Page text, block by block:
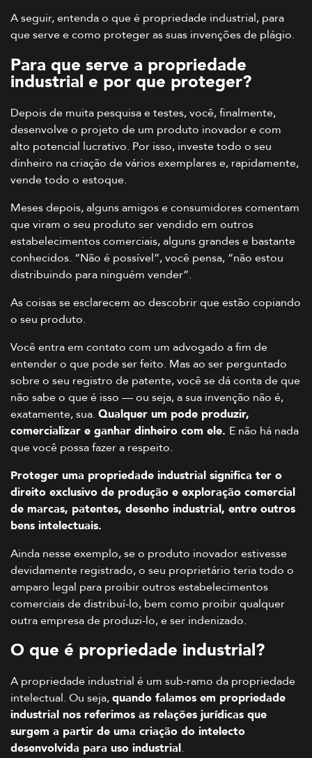
A seguir, entenda o que é propriedade industrial, para
que serve e como proteger as suas invenções de plágio.
Para que serve a propriedade
industrial e por que proteger?
Depois de muita pesquisa e testes, você, finalmente,
desenvolve o projeto de um produto inovador e com
alto potencial lucrativo. Por isso, investe todo o seu
dinheiro na criação de vários exemplares e, rapidamente,
vende todo o estoque.
Meses depois, alguns amigos e consumidores comentam
que viram o seu produto ser vendido em outros
estabelecimentos comerciais, alguns grandes e bastante
conhecidos. “Não é possível”, você pensa, “não estou
distribuindo para ninguém vender”.
As coisas se esclarecem ao descobrir que estão copiando
o seu produto.
Você entra em contato com um advogado a fim de
entender o que pode ser feito. Mas ao ser perguntado
sobre o seu registro de patente, você se dá conta de que
não sabe o que é isso — ou seja, a sua invenção não é,
exatamente, sua. Qualquer um pode produzir,
comercializar e ganhar dinheiro com ele. E não há nada
que você possa fazer a respeito.
Proteger uma propriedade industrial significa ter o
direito exclusivo de produção e exploração comercial
de marcas, patentes, desenho industrial, entre outros
bens intelectuais.
Ainda nesse exemplo, se o produto inovador estivesse
devidamente registrado, o seu proprietário teria todo o
amparo legal para proibir outros estabelecimentos
comerciais de distribuí-lo, bem como proibir qualquer
outra empresa de produzi-lo, e ser indenizado.
O que é propriedade industrial?
A propriedade industrial é um sub-ramo da propriedade
intelectual. Ou seja,quando falamos em propriedade
industrial nos referimos as relações jurídicas que
surgem a partir de uma criação do intelecto
desenvolvida para uso industrial.